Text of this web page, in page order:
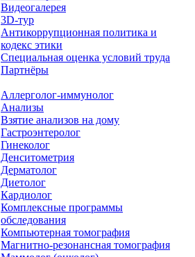
Видеогалерея
3D-тур
Антикоррупционная политика и
кодекс этики
Специальная оценка условий труда
Партнёры
Аллерголог-иммунолог
Анализы
Взятие анализов на дому
Гастроэнтеролог
Гинеколог
Денситометрия
Дерматолог
Диетолог
Кардиолог
Комплексные программы
обследования
Компьютерная томография
Магнитно-резонансная томография